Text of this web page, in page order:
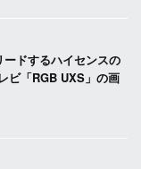
ドするハイセンスの
ビ「RGB UXS」の画